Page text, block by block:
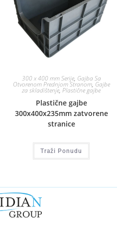
300 x 400 mm Serije, Gajba Sa
Otvorenom Prednjom Stranom, Gajbe
za skladištenje, Plastične gajbe
Plastične gajbe
300x400x235mm zatvorene
stranice
Traži Ponudu